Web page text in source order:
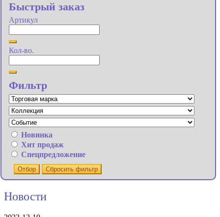
Быстрый заказ
Артикул
Кол-во.
Фильтр
Новинка
Хит продаж
Спецпредложение
Отбор Сбросить фильтр
Новости